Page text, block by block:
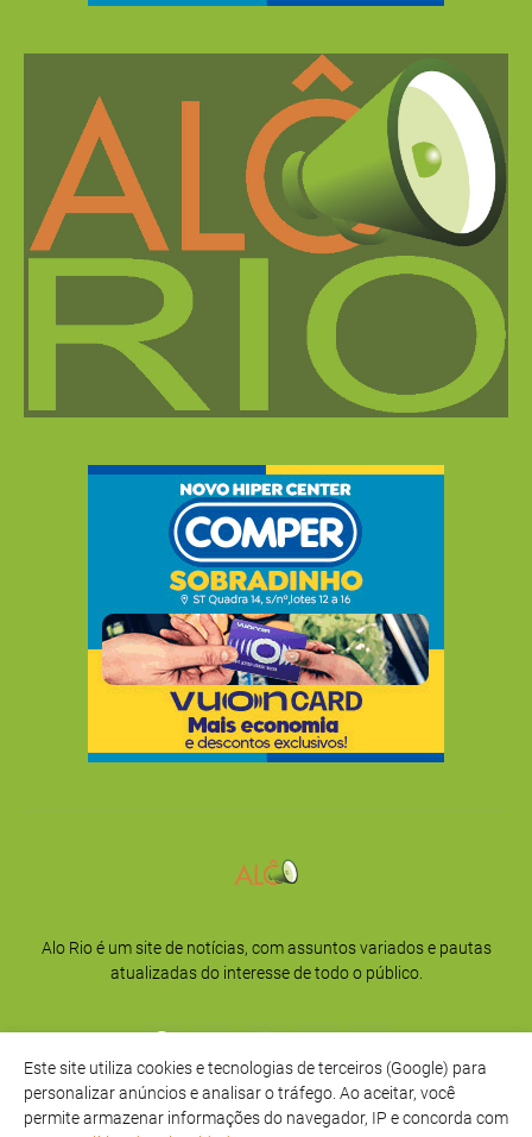
Alo Rio é um site de notícias, com assuntos variados e pautas
atualizadas do interesse de todo o público.
Este site utiliza cookies e tecnologias de terceiros (Google) para
personalizar anúncios e analisar o tráfego. Ao aceitar, você
permite armazenar informações do navegador, IP e concorda com